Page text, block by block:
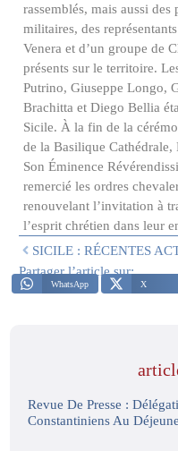
rassemblés, mais aussi
militaires, des
Venera et d’un groupe de
présents sur le territoire.
Putrino, Giuseppe Longo,
Brachitta et Diego Bellia
Sicile. À la fin de la
de la Basilique Cathédrale,
Son Éminence
remercié les ordres
renouvelant l’invitation à
l’esprit chrétien dans leur
Partager l’article sur:
WhatsApp X
Revue De Presse :
Constantiniens Au